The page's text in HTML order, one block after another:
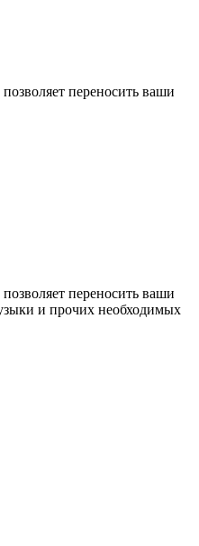
переносить ваши
переносить ваши
и прочих необходимых